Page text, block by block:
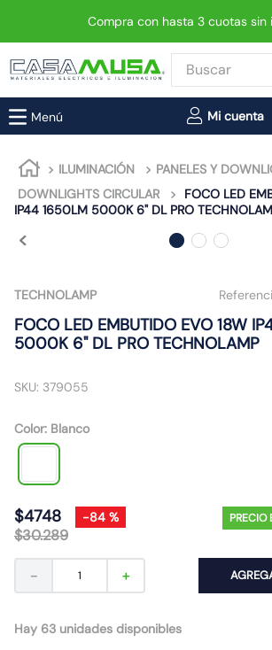
Compra con hasta 3 cuotas sin
Buscar
ILUMINACIÓN
PANELES Y
DOWNLIGHTS CIRCULAR
FOCO LED
IP44 1650LM 5000K 6" DL PRO
TECHNOLAMP
FOCO LED EMBUTIDO EVO 18W
5000K 6" DL PRO TECHNOLAMP
SKU: 379055
Color: Blanco
$4748 -84 %
$30.289
PRECIO
＋
－
Hay 63 unidades disponibles
1.
2.
3.
foco
matixgo
7 .
foco led
8.